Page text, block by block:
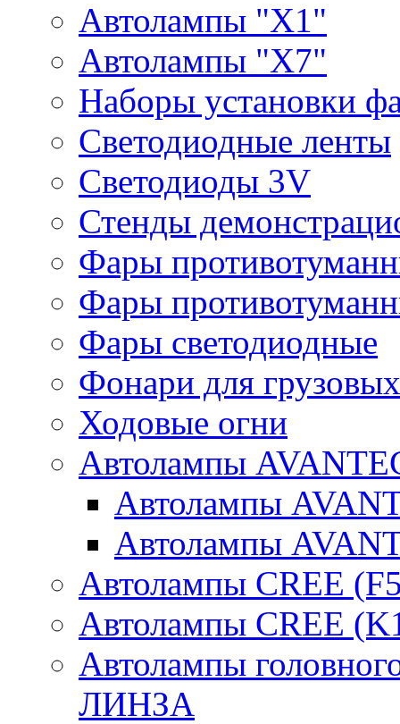
Автолампы "Х1"
Автолампы "Х7"
Наборы установки
Светодиодные ленты
Светодиоды 3V
Стенды
Фары
Фары
Фары светодиодные
Фонари для
Ходовые огни
Автолампы
Автолампы
Автолампы
Автолампы CREE
Автолампы CREE
Автолампы
ЛИНЗА